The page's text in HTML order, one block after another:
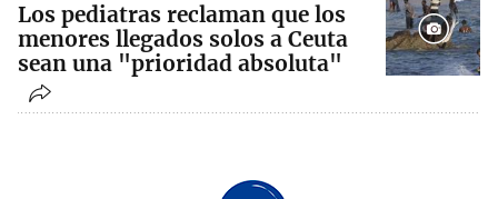
Los pediatras reclaman que los
menores llegados solos a Ceuta
sean una "prioridad absoluta"